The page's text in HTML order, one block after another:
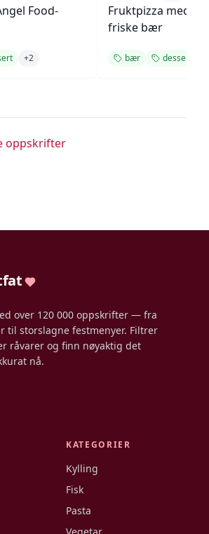
Food-
+2
Fruktpizza med
friske bær
bær dessert
oppskrifter
over 120 000 oppskrifter — fra
til storslagne festmenyer. Filtrer
råvarer og finn nøyaktig det
nå.
KATEGORIER
Kylling
Fisk
Pasta